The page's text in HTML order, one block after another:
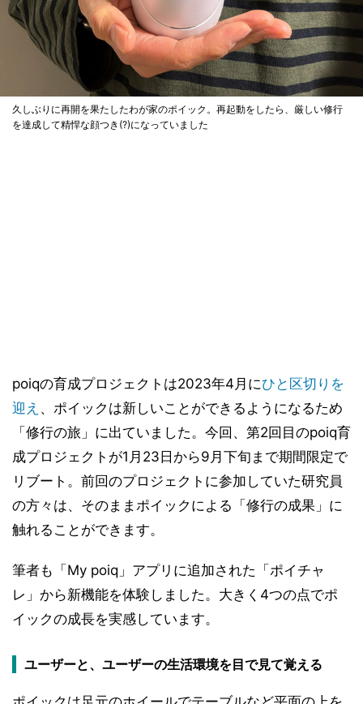
久しぶりに再開を果たしたわが家のポイック。再起動をしたら、厳しい修行
を達成して精悍な顔つき(?)になっていました
poiqの育成プロジェクトは2023年4月にひと区切りを
迎え 、ポイックは新しいことができるようになるため
「修行の旅」に出ていました。今回、第2回目のpoiq育
成プロジェクトが1月23日から9月下旬まで期間限定で
リブート。前回のプロジェクトに参加していた研究員
の方々は、そのままポイックによる「修行の成果」に
触れることができます。
筆者も「My poiq」アプリに追加された「ポイチャ
レ」から新機能を体験しました。大きく4つの点でポ
イックの成長を実感しています。
ユーザーと、ユーザーの生活環境を目で見て覚える